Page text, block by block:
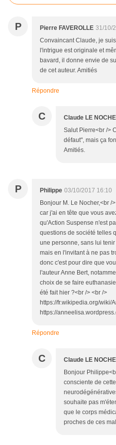
P Pierre FAVEROLLE 31/10/
Convaincant Claude, je
l'intrigue est originale et
bavard, il donne envie de
de cet auteur. Amitiés
Répondre
C Claude LE
Salut Pierre<br />
défaut", mais ça
Amitiés.
P Philippe 03/10/2017 16:10
Bonjour M. Le Nocher,<br /
car j'ai en tête que vous
qu'Action Suspense n'est
questions de société telles
une personne, sans lui
mais en l'invitant à ne pas
donc c'est pour dire que
l'auteur Anne Bert,
choix de se faire
été fait hier ?<br /> <br />
https://fr.wikipedia.org/wiki/
https://
Répondre
C Claude LE
Bonjour
consciente de
souhaite pas
que le corps
proches de ces